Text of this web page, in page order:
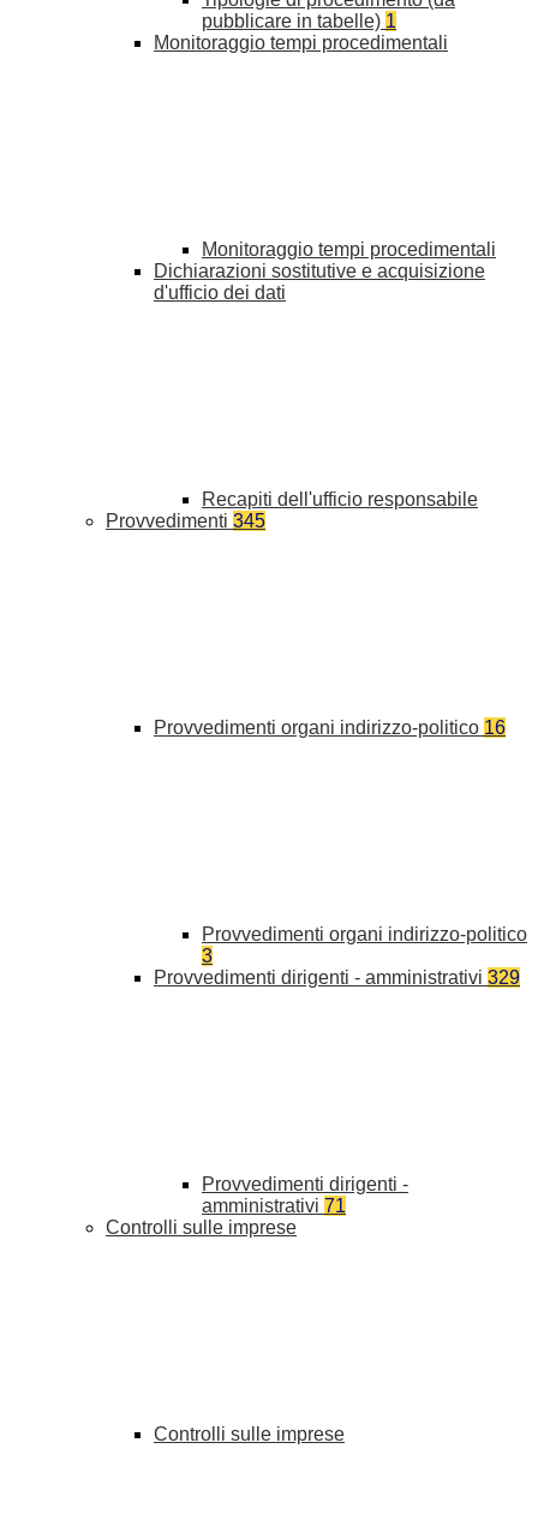
pubblicare in tabelle) 1
Monitoraggio tempi procedimentali
Monitoraggio tempi procedimentali
Dichiarazioni sostitutive e acquisizione
d'ufficio dei dati
Recapiti dell'ufficio responsabile
Provvedimenti 345
Provvedimenti organi indirizzo-politico 16
Provvedimenti organi indirizzo-politico
3
Provvedimenti dirigenti - amministrativi 329
Provvedimenti dirigenti -
amministrativi 71
Controlli sulle imprese
Controlli sulle imprese